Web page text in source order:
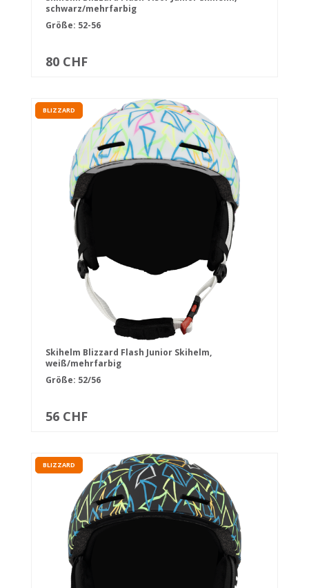
schwarz/mehrfarbig
Größe: 52-56
80 CHF
BLIZZARD
Skihelm Blizzard Flash Junior Skihelm,
weiß/mehrfarbig
Größe: 52/56
56 CHF
BLIZZARD